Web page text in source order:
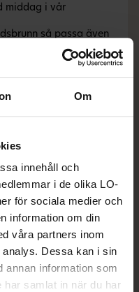
Om
innehåll och
i de olika LO-
för sociala medier och
information om din
våra partners inom
Dessa kan i sin
annan information som
har samlat in när du har
middag i vår
så passa även
det unika
med både
besöksanledningar
under ditt
som tex.
Padelcenter för att
i
till lugnet och den
Lundsbrunn Resort